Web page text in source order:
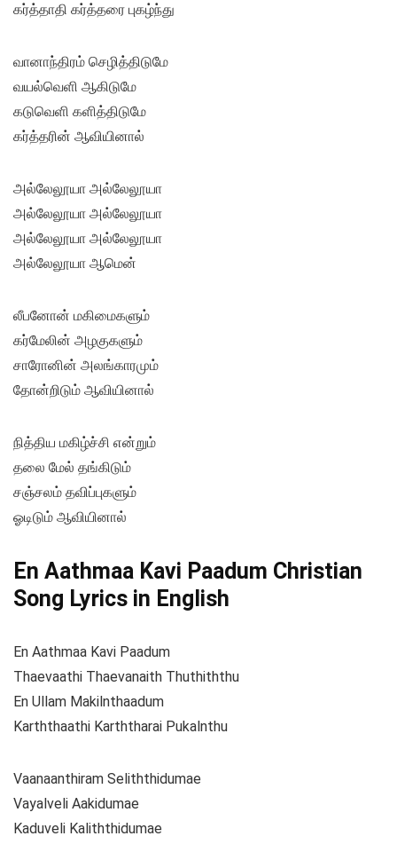
கர்த்தாதி கர்த்தரை புகழ்ந்து
வானாந்திரம் செழித்திடுமே
வயல்வெளி ஆகிடுமே
கடுவெளி களித்திடுமே
கர்த்தரின் ஆவியினால்
அல்லேலூயா அல்லேலூயா
அல்லேலூயா அல்லேலூயா
அல்லேலூயா அல்லேலூயா
அல்லேலூயா ஆமென்
லீபனோன் மகிமைகளும்
கர்மேலின் அழகுகளும்
சாரோனின் அலங்காரமும்
தோன்றிடும் ஆவியினால்
நித்திய மகிழ்ச்சி என்றும்
தலை மேல் தங்கிடும்
சஞ்சலம் தவிப்புகளும்
ஓடிடும் ஆவியினால்
En Aathmaa Kavi Paadum Christian
Song Lyrics in English
En Aathmaa Kavi Paadum
Thaevaathi Thaevanaith Thuthiththu
En Ullam Makilnthaadum
Karththaathi Karththarai Pukalnthu
Vaanaanthiram Seliththidumae
Vayalveli Aakidumae
Kaduveli Kaliththidumae